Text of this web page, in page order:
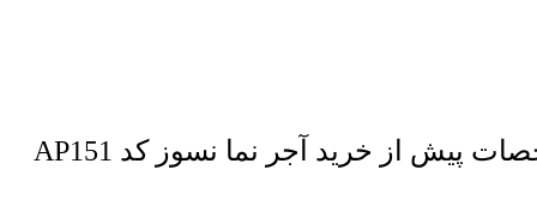
پس از مشاهده انواع آجر نما و مقایسه محصول مورد نظر، نسبت به مطالعه مشخصات پیش از خرید آجر نما نسوز کد AP151